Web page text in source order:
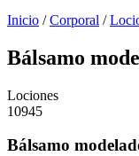
Inicio /Corporal /
Bálsamo
Lociones
10945
Bálsamo